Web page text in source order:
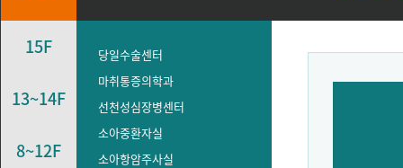
15F
13~14F
8~12F
당일수술센터
마취통증의학과
선천성심장병센터
소아중환자실
소아항암주사실